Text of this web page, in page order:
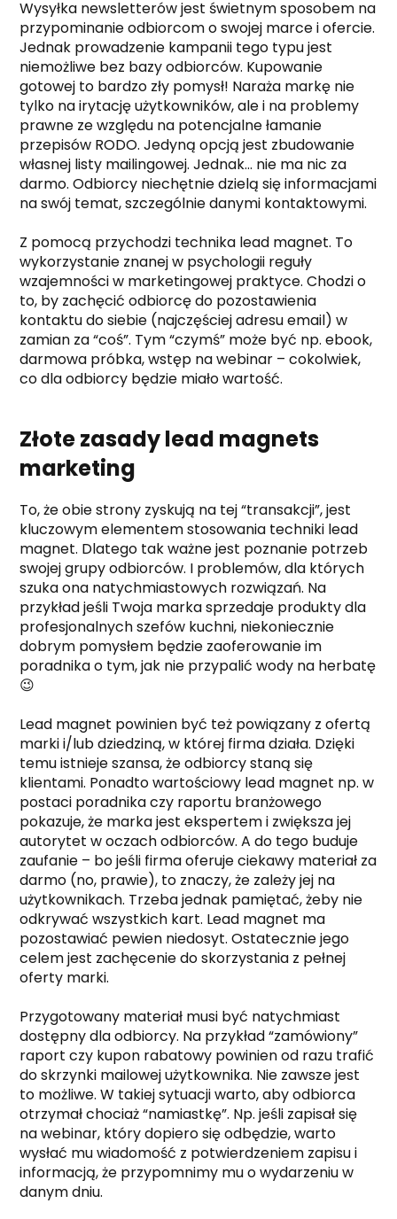
Wysyłka newsletterów jest świetnym sposobem na
przypominanie odbiorcom o swojej marce i ofercie.
Jednak prowadzenie kampanii tego typu jest
niemożliwe bez bazy odbiorców. Kupowanie
gotowej to bardzo zły pomysł! Naraża markę nie
tylko na irytację użytkowników, ale i na problemy
prawne ze względu na potencjalne łamanie
przepisów RODO. Jedyną opcją jest zbudowanie
własnej listy mailingowej. Jednak… nie ma nic za
darmo. Odbiorcy niechętnie dzielą się informacjami
na swój temat, szczególnie danymi kontaktowymi.
Z pomocą przychodzi technika lead magnet. To
wykorzystanie znanej w psychologii reguły
wzajemności w marketingowej praktyce. Chodzi o
to, by zachęcić odbiorcę do pozostawienia
kontaktu do siebie (najczęściej adresu email) w
zamian za “coś”. Tym “czymś” może być np. ebook,
darmowa próbka, wstęp na webinar – cokolwiek,
co dla odbiorcy będzie miało wartość.
Złote zasady lead magnets
marketing
To, że obie strony zyskują na tej “transakcji”, jest
kluczowym elementem stosowania techniki lead
magnet. Dlatego tak ważne jest poznanie potrzeb
swojej grupy odbiorców. I problemów, dla których
szuka ona natychmiastowych rozwiązań. Na
przykład jeśli Twoja marka sprzedaje produkty dla
profesjonalnych szefów kuchni, niekoniecznie
dobrym pomysłem będzie zaoferowanie im
poradnika o tym, jak nie przypalić wody na herbatę
😉
Lead magnet powinien być też powiązany z ofertą
marki i/lub dziedziną, w której firma działa. Dzięki
temu istnieje szansa, że odbiorcy staną się
klientami. Ponadto wartościowy lead magnet np. w
postaci poradnika czy raportu branżowego
pokazuje, że marka jest ekspertem i zwiększa jej
autorytet w oczach odbiorców. A do tego buduje
zaufanie – bo jeśli firma oferuje ciekawy materiał za
darmo (no, prawie), to znaczy, że zależy jej na
użytkownikach. Trzeba jednak pamiętać, żeby nie
odkrywać wszystkich kart. Lead magnet ma
pozostawiać pewien niedosyt. Ostatecznie jego
celem jest zachęcenie do skorzystania z pełnej
oferty marki.
Przygotowany materiał musi być natychmiast
dostępny dla odbiorcy. Na przykład “zamówiony”
raport czy kupon rabatowy powinien od razu trafić
do skrzynki mailowej użytkownika. Nie zawsze jest
to możliwe. W takiej sytuacji warto, aby odbiorca
otrzymał chociaż “namiastkę”. Np. jeśli zapisał się
na webinar, który dopiero się odbędzie, warto
wysłać mu wiadomość z potwierdzeniem zapisu i
informacją, że przypomnimy mu o wydarzeniu w
danym dniu.